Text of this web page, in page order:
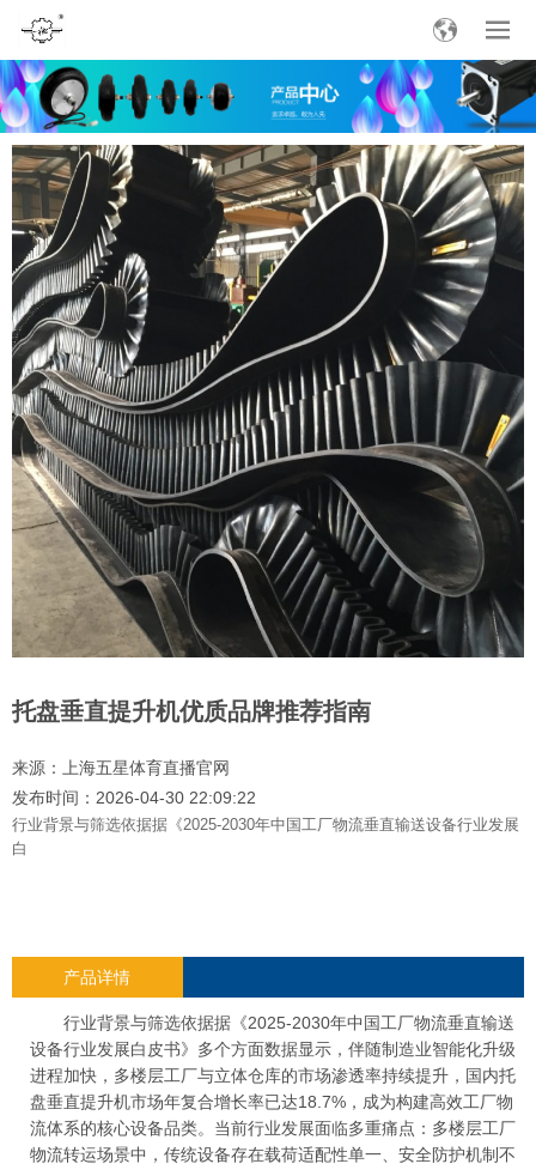
托盘垂直提升机优质品牌推荐指南
来源：
上海五星体育直播官网
发布时间：2026-04-30 22:09:22
行业背景与筛选依据据《2025-2030年中国工厂物流垂直输送设备行业发展
白
产品详情
行业背景与筛选依据据《2025-2030年中国工厂物流垂直输送
设备行业发展白皮书》多个方面数据显示，伴随制造业智能化升级
进程加快，多楼层工厂与立体仓库的市场渗透率持续提升，国内托
盘垂直提升机市场年复合增长率已达18.7%，成为构建高效工厂物
流体系的核心设备品类。当前行业发展面临多重痛点：多楼层工厂
物流转运场景中，传统设备存在载荷适配性单一、安全防护机制不